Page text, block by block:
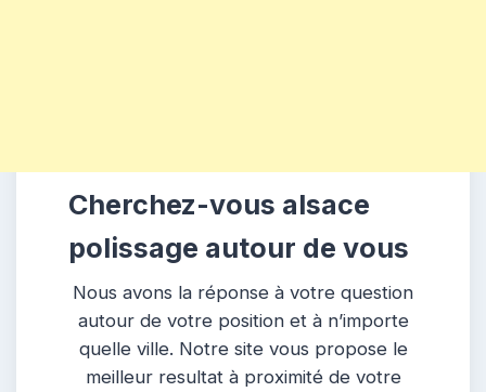
Cherchez-vous alsace
polissage autour de vous
Nous avons la réponse à votre question
autour de votre position et à n’importe
quelle ville. Notre site vous propose le
meilleur resultat à proximité de votre